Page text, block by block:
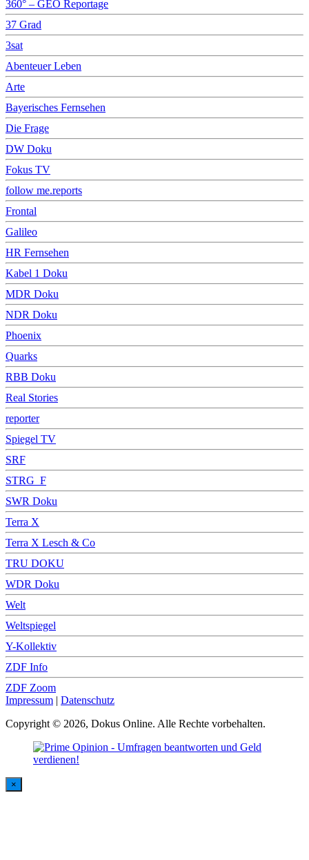
360° – GEO Reportage
37 Grad
3sat
Abenteuer Leben
Arte
Bayerisches Fernsehen
Die Frage
DW Doku
Fokus TV
follow me.reports
Frontal
Galileo
HR Fernsehen
Kabel 1 Doku
MDR Doku
NDR Doku
Phoenix
Quarks
RBB Doku
Real Stories
reporter
Spiegel TV
SRF
STRG_F
SWR Doku
Terra X
Terra X Lesch & Co
TRU DOKU
WDR Doku
Welt
Weltspiegel
Y-Kollektiv
ZDF Info
ZDF Zoom
Impressum | Datenschutz
Copyright © 2026, Dokus Online. Alle Rechte vorbehalten.
×